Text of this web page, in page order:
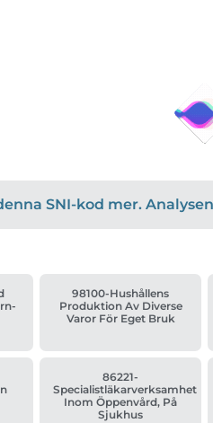
SNI-kod mer.
98100-Hushållens
Produktion Av Diverse
Varor För Eget Bruk
86221-
Specialistläkarverksamhet
Inom Öppenvård, På
Sjukhus